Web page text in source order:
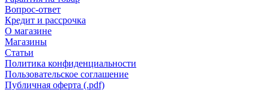
Вопрос-ответ
Кредит и рассрочка
О магазине
Магазины
Статьи
Политика конфиденциальности
Пользовательское соглашение
Публичная оферта (.pdf)